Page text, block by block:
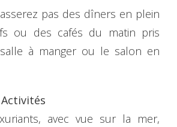
pas des dîners en plein
ou des cafés du matin pris
salle à manger ou le salon en
avec vue sur la mer,